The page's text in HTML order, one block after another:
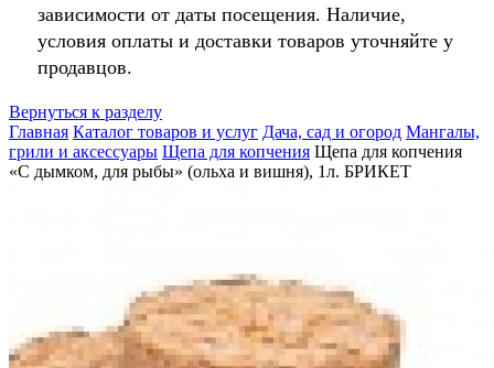
зависимости от даты посещения. Наличие,
условия оплаты и доставки товаров уточняйте у
продавцов.
Вернуться к разделу
Главная Каталог товаров и услуг Дача, сад и огород Мангалы,
грили и аксессуары Щепа для копчения Щепа для копчения
«С дымком, для рыбы» (ольха и вишня), 1л. БРИКЕТ